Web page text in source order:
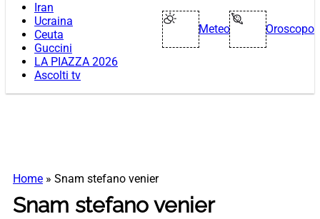
Iran
Ucraina
Ceuta
Guccini
LA PIAZZA 2026
Ascolti tv
Meteo Oroscopo
Home » Snam stefano venier
Snam stefano venier